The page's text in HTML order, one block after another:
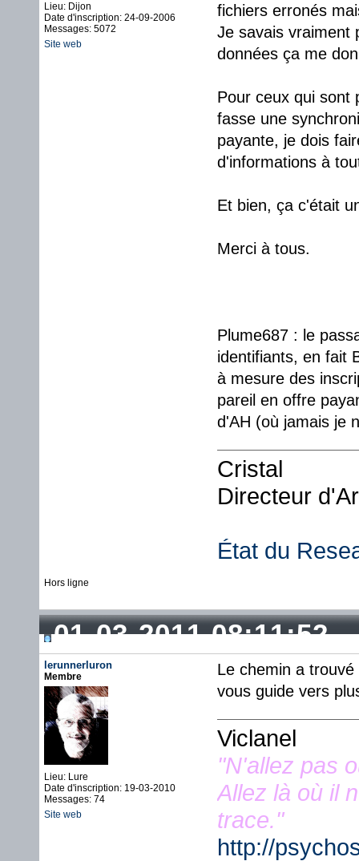
Lieu: Dijon
Date d'inscription: 24-09-2006
Messages: 5072
Site web
fichiers erronés
Je savais vraiment
données ça me
Pour ceux qui sont
fasse une
payante, je dois
d'informations à
Et bien, ça c'était
Merci à tous.
Plume687 : le
identifiants, en fait
à mesure des
pareil en offre
d'AH (où jamais je
Cristal
Directeur
État du
Hors ligne
01-03-2011 08:11:52
lerunnerluron
Membre
Lieu: Lure
Date d'inscription: 19-03-2010
Messages: 74
Site web
Le chemin a
vous guide vers
Viclanel
"N'allez pas
Allez là où il
trace."
http://